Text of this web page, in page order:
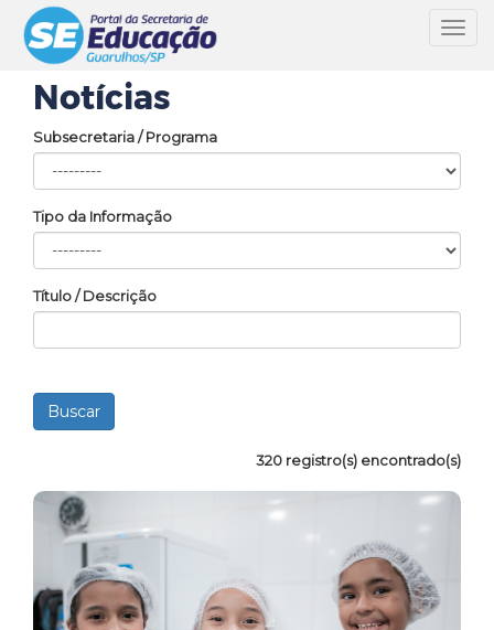
Notícias
Subsecretaria / Programa
Tipo da Informação
Título / Descrição
320 registro(s) encontrado(s)